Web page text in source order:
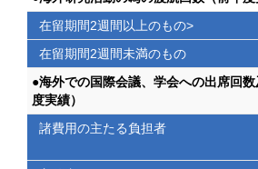
在留期間2週間以上のもの>
在留期間2週間未満のもの
●海外での国際会議、学会への出席回
度実績）
諸費用の主たる負担者